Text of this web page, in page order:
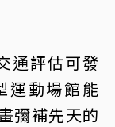
通評估可發
運動場館能
彌補先天的